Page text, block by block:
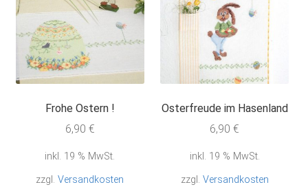
Frohe Ostern !
6,90 €
inkl. 19 % MwSt.
zzgl.Versandkosten
Osterfreude im Hasenland
6,90€
inkl. 19 % MwSt.
zzgl. Versandkosten